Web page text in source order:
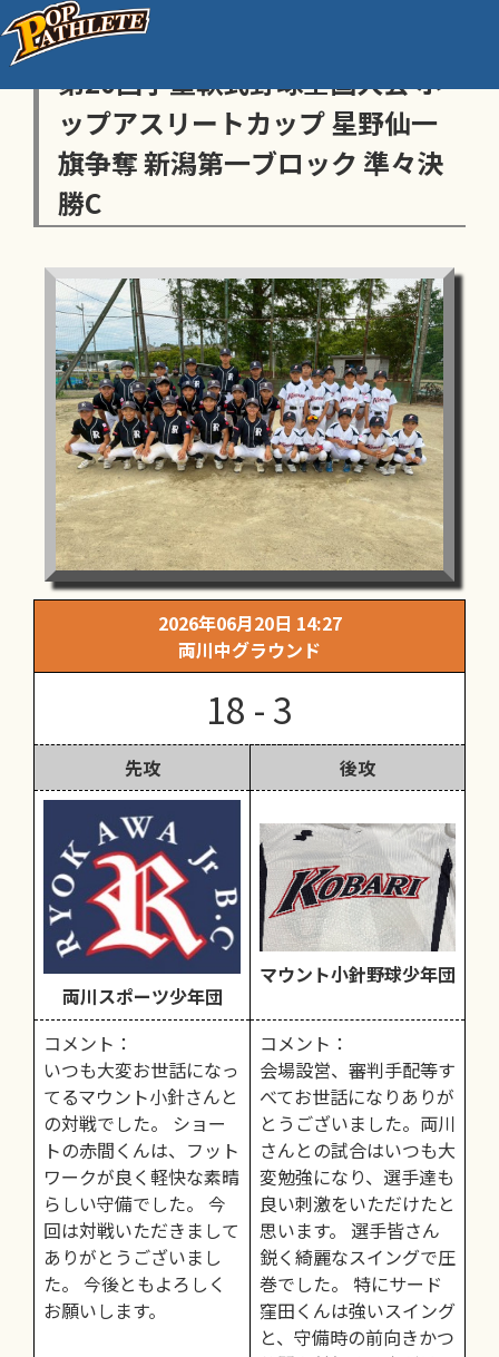
センス・トラストトーナメント
第20回学童軟式野球全国大会 ポ
ップアスリートカップ 星野仙一
旗争奪 新潟第一ブロック 準々決
勝C
2026年06月20日 14:27
両川中グラウンド
18 - 3
先攻 後攻
両川スポーツ少年団
マウント小針野球少年団
コメント：
いつも大変お世話になっ
てるマウント小針さんと
の対戦でした。 ショー
トの赤間くんは、フット
ワークが良く軽快な素晴
らしい守備でした。 今
回は対戦いただきまして
ありがとうございまし
た。 今後ともよろしく
お願いします。
コメント：
会場設営、審判手配等す
べてお世話になりありが
とうございました。両川
さんとの試合はいつも大
変勉強になり、選手達も
良い刺激をいただけたと
思います。 選手皆さん
鋭く綺麗なスイングで圧
巻でした。 特にサード
窪田くんは強いスイング
と、守備時の前向きかつ